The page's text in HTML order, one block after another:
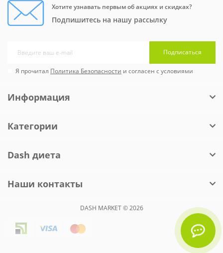
Хотите узнавать первым об акциях и скидках?
Подпишитесь на нашу рассылку
Подписаться
Я прочитал Политика Безопасности и согласен с условиями
Информация
Категории
Dash диета
Наши контакты
DASH MARKET © 2026